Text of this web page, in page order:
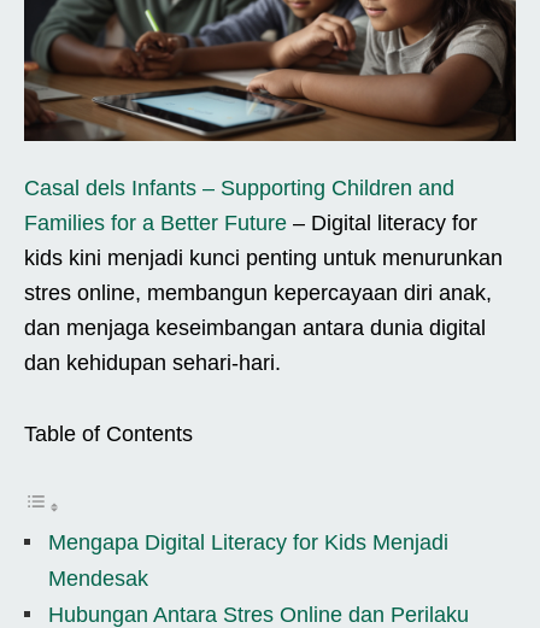
Casal dels Infants – Supporting Children and
Families for a Better Future – Digital literacy for
kids kini menjadi kunci penting untuk menurunkan
stres online, membangun kepercayaan diri anak,
dan menjaga keseimbangan antara dunia digital
dan kehidupan sehari-hari.
Table of Contents
Mengapa Digital Literacy for Kids Menjadi
Mendesak
Hubungan Antara Stres Online dan Perilaku